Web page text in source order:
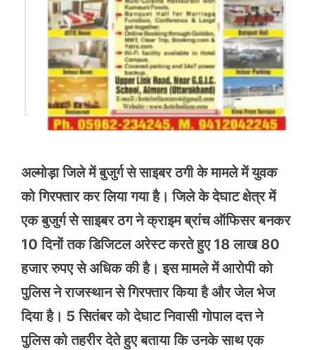
अल्मोड़ा जिले में बुजुर्ग से साइबर ठगी के मामले में युवक
को गिरफ्तार कर लिया गया है। जिले के देघाट क्षेत्र में
एक बुजुर्ग से साइबर ठग ने क्राइम ब्रांच ऑफिसर बनकर
10 दिनों तक डिजिटल अरेस्ट करते हुए 18 लाख 80
हजार रुपए से अधिक की है। इस मामले में आरोपी को
पुलिस ने राजस्थान से गिरफ्तार किया है और जेल भेज
दिया है। 5 सितंबर को देघाट निवासी गोपाल दत्त ने
पुलिस को तहरीर देते हुए बताया कि उनके साथ एक